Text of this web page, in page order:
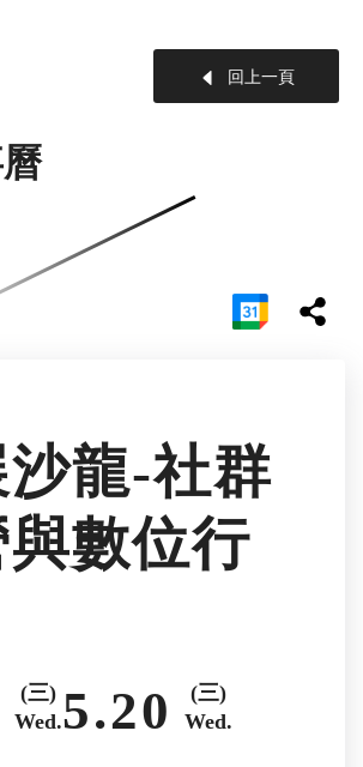
回上一頁
龍-社群
數位行
(三)
Wed.5.20
(三)
Wed.